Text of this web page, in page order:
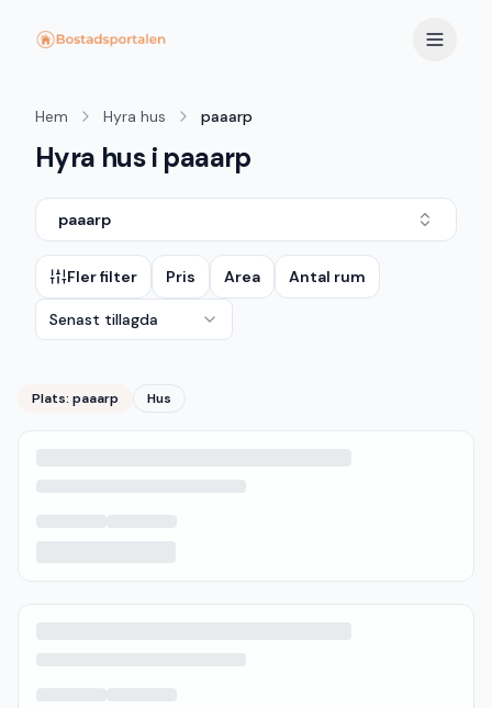
Hem Hyra hus paaarp
Hyra hus i paaarp
paaarp
Fler filter Pris Area Antal rum
Senast tillagda
Plats: paaarp Hus